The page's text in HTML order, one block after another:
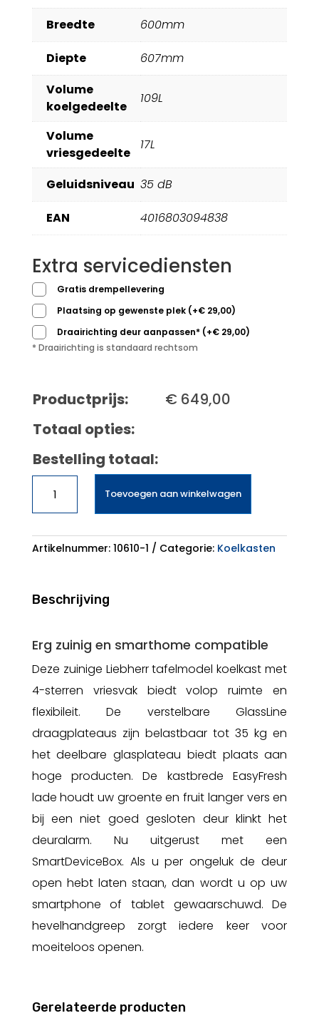
Breedte 600mm
Diepte
607mm
Volume
koelgedeelte
109L
Volume
vriesgedeelte
17L
Geluidsniveau 35 dB
EAN 4016803094838
Extra servicediensten
Gratis drempellevering
Plaatsing op gewenste plek (+€29,00)
Draairichting deur aanpassen* (+€29,00)
* Draairichting is standaard rechtsom
Productprijs: €649,00
Totaal opties:
Bestelling totaal:
1621-
20
aantal
Toevoegen aan winkelwagen
Artikelnummer: 10610-1 Categorie: Koelkasten
Beschrijving
Erg zuinig en smarthome compatible
Deze zuinige Liebherr tafelmodel koelkast met
4-sterren vriesvak biedt volop ruimte en
flexibileit. De verstelbare GlassLine
draagplateaus zijn belastbaar tot 35 kg en
het deelbare glasplateau biedt plaats aan
hoge producten. De kastbrede EasyFresh
lade houdt uw groente en fruit langer vers en
bij een niet goed gesloten deur klinkt het
deuralarm. Nu uitgerust met een
SmartDeviceBox. Als u per ongeluk de deur
open hebt laten staan, dan wordt u op uw
smartphone of tablet gewaarschuwd. De
hevelhandgreep zorgt iedere keer voor
moeiteloos openen.
Gerelateerde producten